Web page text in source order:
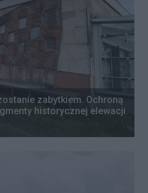
zabytkiem. Ochroną
historycznej elewacji